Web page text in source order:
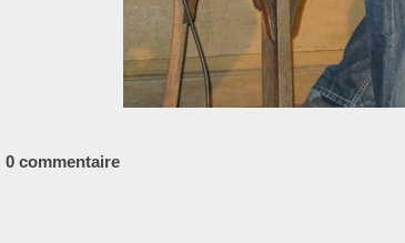
0 commentaire